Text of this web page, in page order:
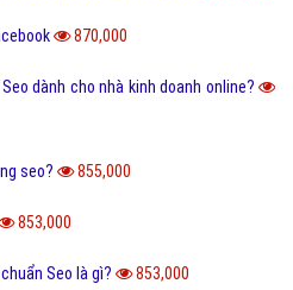
870,000
dành cho nhà kinh doanh online?
seo? 855,000
853,000
Seo là gì? 853,000